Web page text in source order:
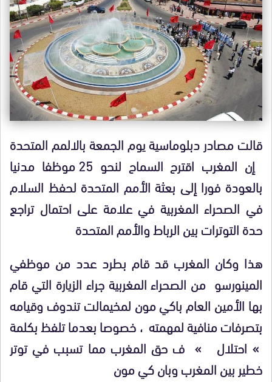
قالت مصادر دبلوماسية يوم الجمعة بالالمم المتحدة
إن المغرب اقترح السماح لنحو 25 موظفا مدنيا
بالعودة فورا إلى بعثة الأمم المتحدة لحفظ السلام
في الصحراء المغربية في علامة على احتمال تراجع
حدة التوترات بين الرباط والأمم المتحدة
هذا وكان المغرب قد قام بطرد عدد من موظفي
المينورسو من الصحراء المغربية جراء الزيارة التي قام
بها الأمين العام باكي مون لمخيمالت تندوف وقيامه
بتصرفات منافية لمهمته ، خصوصا بعدما تلفظ بكلمة
» احتلال » ف حق المغرب مما تسبب في توتر
خطير بين المغرب وبان كي مون